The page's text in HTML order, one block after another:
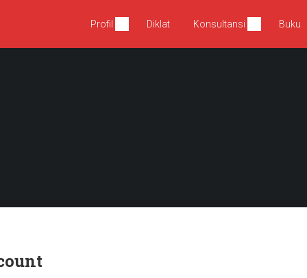
Profil Diklat Konsultansi Buku